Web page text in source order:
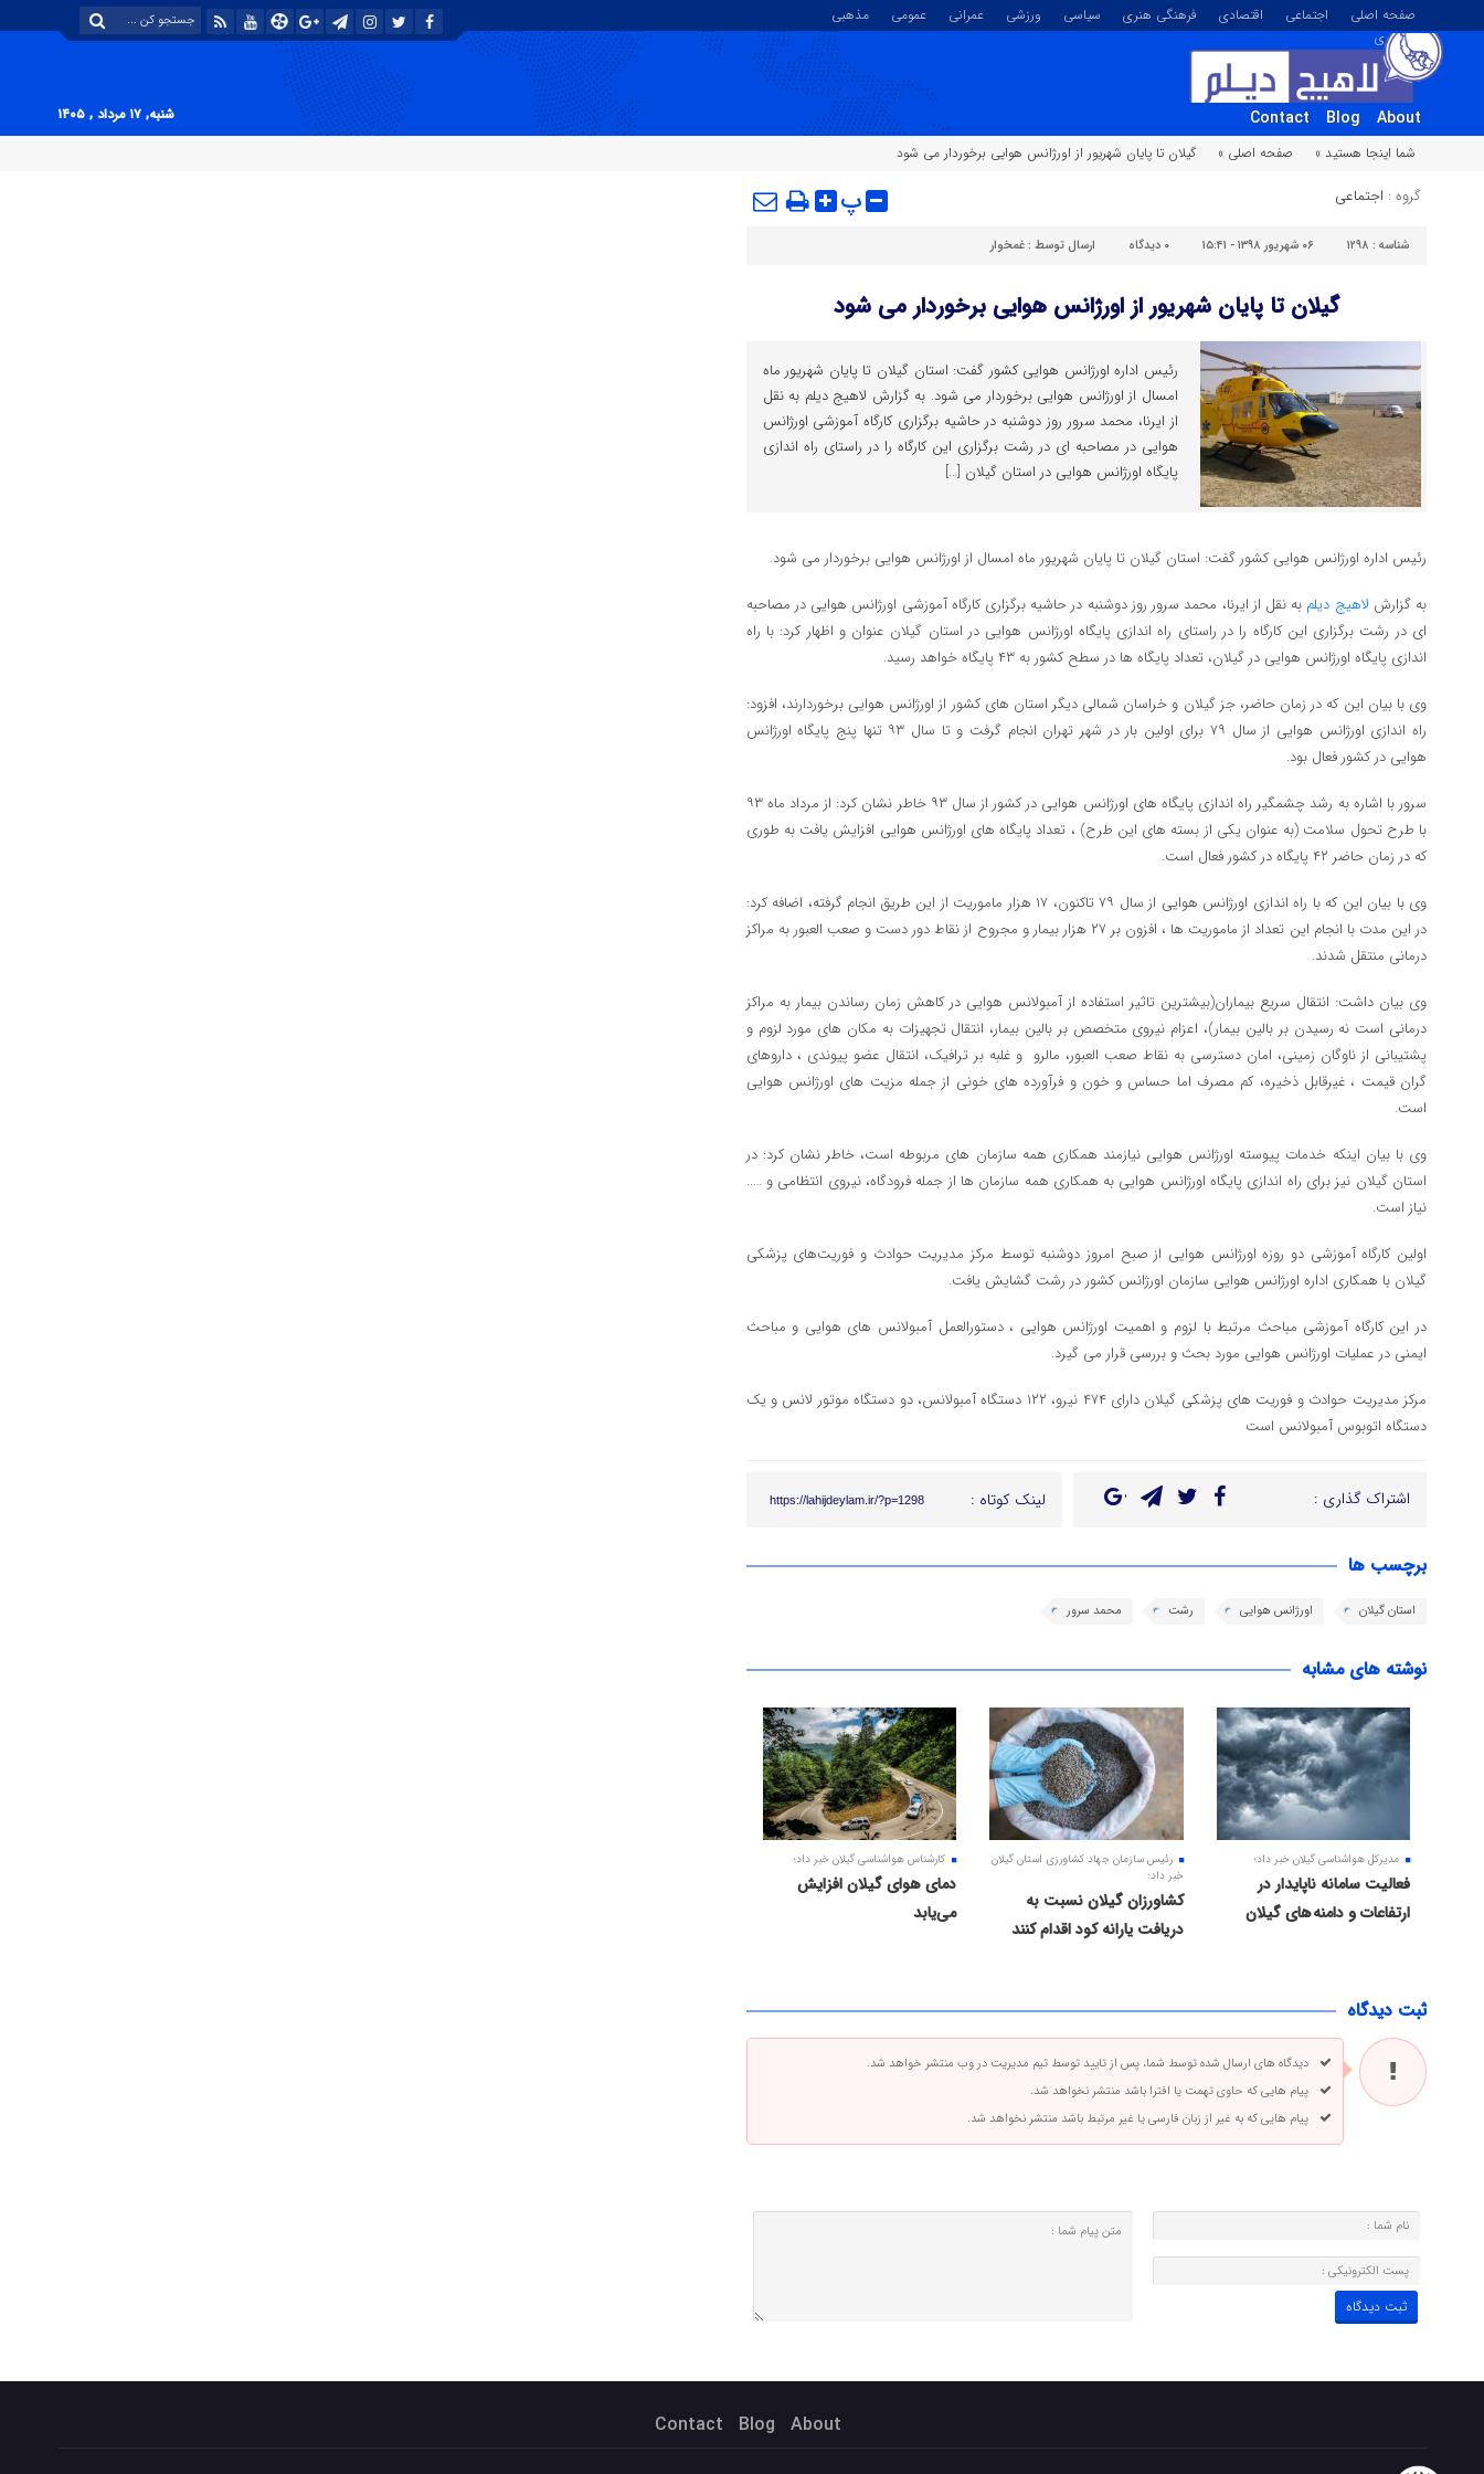
صفحه اصلی اجتماعی اقتصادی فرهنگی هنری سیاسی ورزشی عمرانی عمومی
مذهبی
تصویری
About
Blog
Contact
شنبه, ۱۷ مرداد , ۱۴۰۵
شما اینجا هستید »
صفحه اصلی » گیلان تا پایان شهریور از اورژانس هوایی برخوردار می شود
گروه : اجتماعی پ
شناسه : ۱۲۹۸ ۰۶ شهریور ۱۳۹۸ - ۱۵:۴۱ ۰ دیدگاه ارسال توسط : غمخوار
گیلان تا پایان شهریور از اورژانس هوایی برخوردار می شود
رئیس اداره اورژانس هوایی کشور گفت: استان گیلان تا پایان شهریور ماه
امسال از اورژانس هوایی برخوردار می شود. به گزارش لاهیج دیلم به نقل
از ایرنا، محمد سرور روز دوشنبه در حاشیه برگزاری کارگاه آموزشی اورژانس
هوایی در مصاحبه ای در رشت برگزاری این کارگاه را در راستای راه اندازی
پایگاه اورژانس هوایی در استان گیلان […]
رئیس اداره اورژانس هوایی کشور گفت: استان گیلان تا پایان شهریور ماه امسال از اورژانس هوایی برخوردار می شود.
به گزارش لاهیج دیلم به نقل از ایرنا، محمد سرور روز دوشنبه در حاشیه برگزاری کارگاه آموزشی اورژانس هوایی در مصاحبه
ای در رشت برگزاری این کارگاه را در راستای راه اندازی پایگاه اورژانس هوایی در استان گیلان عنوان و اظهار کرد: با راه
اندازی پایگاه اورژانس هوایی در گیلان، تعداد پایگاه ها در سطح کشور به ۴۳ پایگاه خواهد رسید.
وی با بیان این که در زمان حاضر، جز گیلان و خراسان شمالی دیگر استان های کشور از اورژانس هوایی برخوردارند، افزود:
راه اندازی اورژانس هوایی از سال ۷۹ برای اولین بار در شهر تهران انجام گرفت و تا سال ۹۳ تنها پنج پایگاه اورژانس
هوایی در کشور فعال بود.
سرور با اشاره به رشد چشمگیر راه اندازی پایگاه های اورژانس هوایی در کشور از سال ۹۳ خاطر نشان کرد: از مرداد ماه ۹۳
با طرح تحول سلامت (به عنوان یکی از بسته های این طرح) ، تعداد پایگاه های اورژانس هوایی افزایش یافت به طوری
که در زمان حاضر ۴۲ پایگاه در کشور فعال است.
وی با بیان این که با راه اندازی اورژانس هوایی از سال ۷۹ تاکنون، ۱۷ هزار ماموریت از این طریق انجام گرفته، اضافه کرد:
در این مدت با انجام این تعداد از ماموریت ها ، افزون بر ۲۷ هزار بیمار و مجروح از نقاط دور دست و صعب العبور به مراکز
درمانی منتقل شدند.
وی بیان داشت: انتقال سریع بیماران(بیشترین تاثیر استفاده از آمبولانس هوایی در کاهش زمان رساندن بیمار به مراکز
درمانی است نه رسیدن بر بالین بیمار)، اعزام نیروی متخصص بر بالین بیمار، انتقال تجهیزات به مکان های مورد لزوم و
پشتیبانی از ناوگان زمینی، امان دسترسی به نقاط صعب العبور، مالرو و غلبه بر ترافیک، انتقال عضو پیوندی ، داروهای
گران قیمت ، غیرقابل ذخیره، کم مصرف اما حساس و خون و فرآورده های خونی از جمله مزیت های اورژانس هوایی
است.
وی با بیان اینکه خدمات پیوسته اورژانس هوایی نیازمند همکاری همه سازمان های مربوطه است، خاطر نشان کرد: در
استان گیلان نیز برای راه اندازی پایگاه اورژانس هوایی به همکاری همه سازمان ها از جمله فرودگاه، نیروی انتظامی و …..
نیاز است.
اولین کارگاه آموزشی دو روزه اورژانس هوایی از صبح امروز دوشنبه توسط مرکز مدیریت حوادث و فوریت‌های پزشکی
گیلان با همکاری اداره اورژانس هوایی سازمان اورژانس کشور در رشت گشایش یافت.
در این کارگاه آموزشی مباحث مرتبط با لزوم و اهمیت اورژانس هوایی ، دستورالعمل آمبولانس های هوایی و مباحث
ایمنی در عملیات اورژانس هوایی مورد بحث و بررسی قرار می گیرد.
مرکز مدیریت حوادث و فوریت های پزشکی گیلان دارای ۴۷۴ نیرو، ۱۲۲ دستگاه آمبولانس، دو دستگاه موتور لانس و یک
دستگاه اتوبوس آمبولانس است
اشتراک گذاری : لینک کوتاه : https://lahijdeylam.ir/?p=1298
برچسب ها
استان گیلان اورژانس هوایی رشت محمد سرور
نوشته های مشابه
مدیرکل هواشناسی گیلان خبر داد؛
فعالیت سامانه ناپایدار در
ارتفاعات و دامنه های گیلان
رئیس سازمان جهاد کشاورزی استان گیلان
خبر داد:
کشاورزان گیلان نسبت به
دریافت یارانه کود اقدام کنند
کارشناس هواشناسی گیلان خبر داد؛
دمای هوای گیلان افزایش
می‌یابد
ثبت دیدگاه
دیدگاه های ارسال شده توسط شما، پس از تایید توسط تیم مدیریت در وب منتشر خواهد شد.
پیام هایی که حاوی تهمت یا افترا باشد منتشر نخواهد شد.
پیام هایی که به غیر از زبان فارسی یا غیر مرتبط باشد منتشر نخواهد شد.
About
Blog
Contact